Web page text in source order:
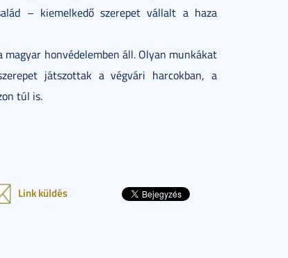
– kiemelkedő szerepet vállalt a haza
magyar honvédelemben áll. Olyan munkákat
játszottak a végvári harcokban, a
túl is.
Link küldés